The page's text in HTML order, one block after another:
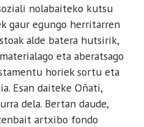
nolabaiteko kutsu
gaur egungo herritarren
alde batera hutsirik,
eta aberatsago
horiek sortu eta
Esan daiteke Oñati,
dela. Bertan daude,
artxibo fondo